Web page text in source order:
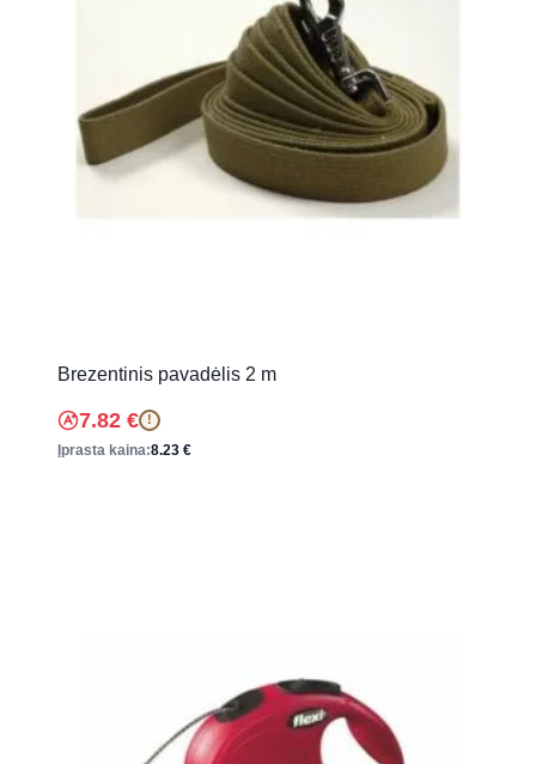
Brezentinis pavadėlis 2 m
7.82 € !
Įprasta kaina:8.23 €